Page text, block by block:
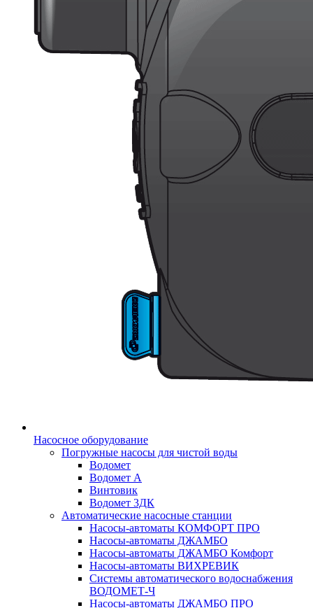
Насосное оборудование
Погружные насосы для чистой воды
Водомет
Водомет А
Винтовик
Водомет 3ДК
Автоматические насосные станции
Насосы-автоматы КОМФОРТ ПРО
Насосы-автоматы ДЖАМБО
Насосы-автоматы ДЖАМБО Комфорт
Насосы-автоматы ВИХРЕВИК
Системы автоматического водоснабжения
ВОДОМЕТ-Ч
Насосы-автоматы ДЖАМБО ПРО